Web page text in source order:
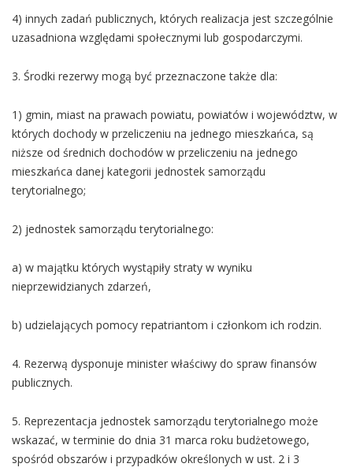
4) innych zadań publicznych, których realizacja jest szczególnie
uzasadniona względami społecznymi lub gospodarczymi.
3. Środki rezerwy mogą być przeznaczone także dla:
1) gmin, miast na prawach powiatu, powiatów i województw, w
których dochody w przeliczeniu na jednego mieszkańca, są
niższe od średnich dochodów w przeliczeniu na jednego
mieszkańca danej kategorii jednostek samorządu
terytorialnego;
2) jednostek samorządu terytorialnego:
a) w majątku których wystąpiły straty w wyniku
nieprzewidzianych zdarzeń,
b) udzielających pomocy repatriantom i członkom ich rodzin.
4. Rezerwą dysponuje minister właściwy do spraw finansów
publicznych.
5. Reprezentacja jednostek samorządu terytorialnego może
wskazać, w terminie do dnia 31 marca roku budżetowego,
spośród obszarów i przypadków określonych w ust. 2 i 3